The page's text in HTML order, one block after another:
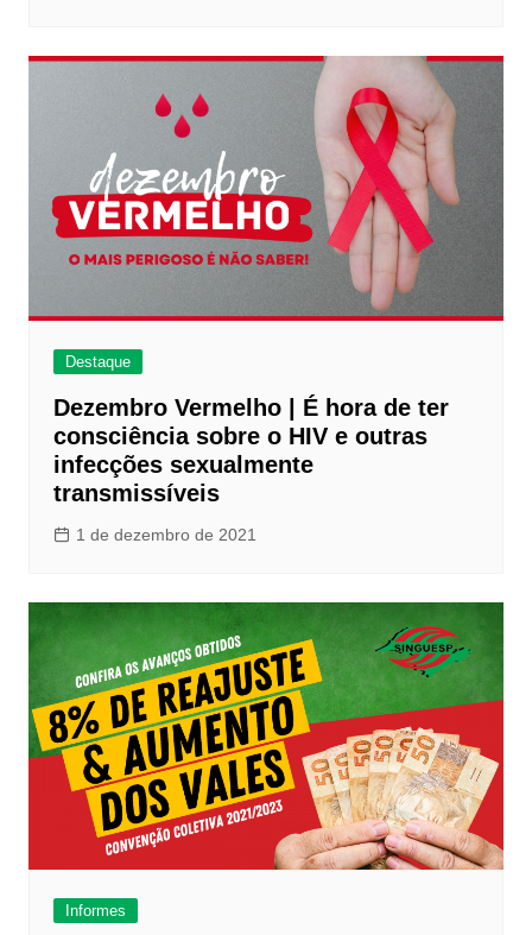
Destaque
Dezembro Vermelho | É hora de ter
consciência sobre o HIV e outras
infecções sexualmente
transmissíveis
1 de dezembro de 2021
Informes